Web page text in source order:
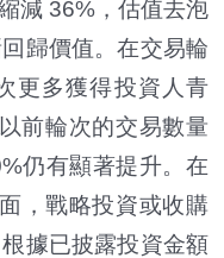
減 36%，估值去泡
歸價值。在交易輪
更多獲得投資人青
前輪次的交易數量
仍有顯著提升。在
，戰略投資或收購
據已披露投資金額